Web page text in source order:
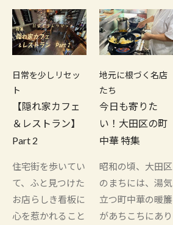
日常を少しリセッ
ト
【隠れ家カフェ
＆レストラン】
Part 2
住宅街を歩いてい
て、ふと見つけた
お店らしき看板に
心を惹かれること
地元に根づく名店
たち
今日も寄りた
い！大田区の町
中華 特集
昭和の頃、大田区
のまちには、湯気
立つ町中華の暖簾
があちこちにあり